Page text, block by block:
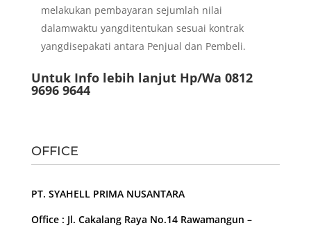
melakukan pembayaran sejumlah nilai
dalamwaktu yangditentukan sesuai kontrak
yangdisepakati antara Penjual dan Pembeli.
Untuk Info lebih lanjut Hp/Wa 0812
9696 9644
OFFICE
PT. SYAHELL PRIMA NUSANTARA
Office : Jl. Cakalang Raya No.14 Rawamangun –